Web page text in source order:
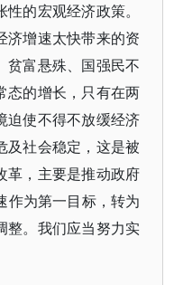
的宏观经济政策。
济增速太快带来的资
贫富悬殊、国强民不
态的增长，只有在两
迫使不得不放缓经济
及社会稳定，这是被
革，主要是推动政府
作为第一目标，转为
整。我们应当努力实